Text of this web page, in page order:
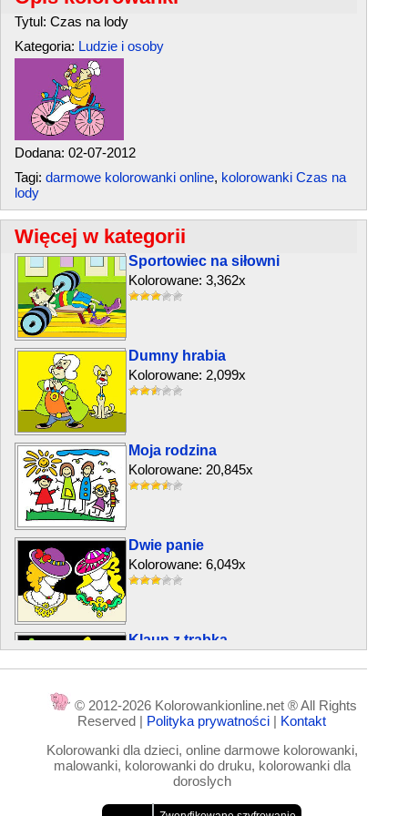
Tytul: Czas na lody
Kategoria: Ludzie i osoby
Dodana: 02-07-2012
Tagi: darmowe kolorowanki online, kolorowanki Czas na
lody
Więcej w kategorii
Sportowiec na siłowni
Kolorowane: 3,362x
Dumny hrabia
Kolorowane: 2,099x
Moja rodzina
Kolorowane: 20,845x
Dwie panie
Kolorowane: 6,049x
Klaun z trąbką
Kolorowane: 2,342x
© 2012-2026 Kolorowankionline.net ® All Rights
Reserved | Polityka prywatności | Kontakt
Kolorowanki dla dzieci, online darmowe kolorowanki,
malowanki, kolorowanki do druku, kolorowanki dla
doroslych